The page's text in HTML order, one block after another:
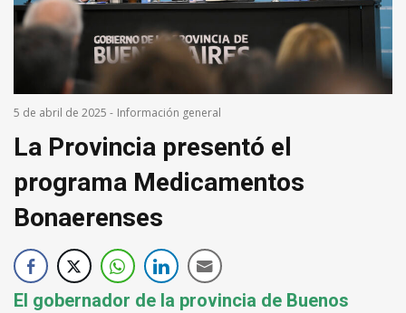
5 de abril de 2025 - Información general
La Provincia presentó el
programa Medicamentos
Bonaerenses
El gobernador de la provincia de Buenos